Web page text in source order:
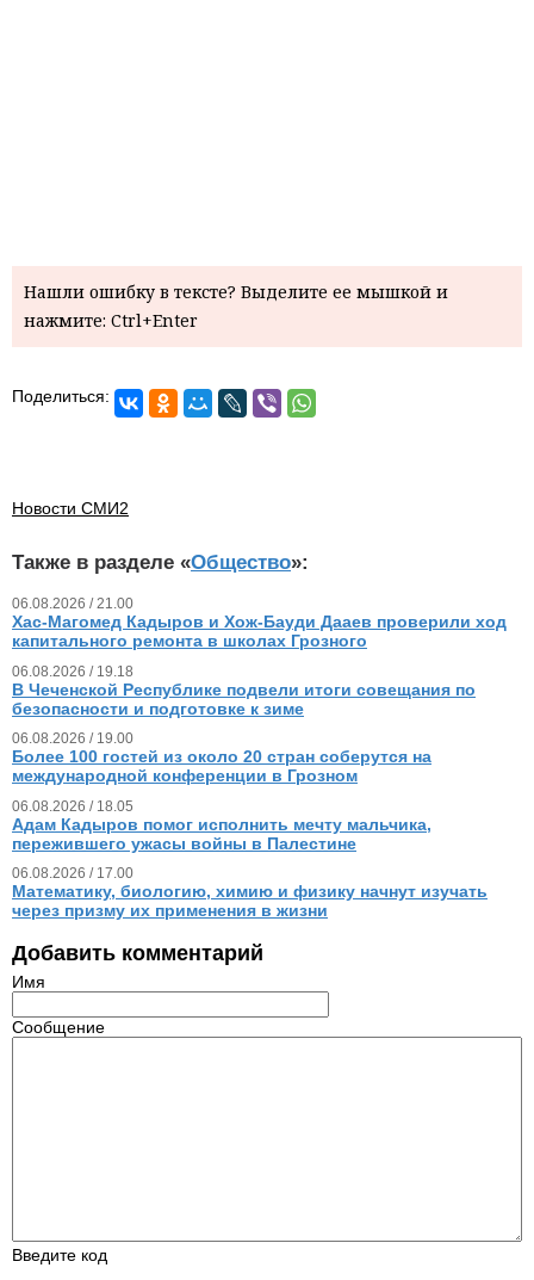
Нашли ошибку в тексте? Выделите ее мышкой и
нажмите: Ctrl+Enter
Поделиться:
Новости СМИ2
Также в разделе «Общество»:
06.08.2026 / 21.00
Хас-Магомед Кадыров и Хож-Бауди Дааев проверили ход
капитального ремонта в школах Грозного
06.08.2026 / 19.18
В Чеченской Республике подвели итоги совещания по
безопасности и подготовке к зиме
06.08.2026 / 19.00
Более 100 гостей из около 20 стран соберутся на
международной конференции в Грозном
06.08.2026 / 18.05
Адам Кадыров помог исполнить мечту мальчика,
пережившего ужасы войны в Палестине
06.08.2026 / 17.00
Математику, биологию, химию и физику начнут изучать
через призму их применения в жизни
Добавить комментарий
Имя
Сообщение
Введите код